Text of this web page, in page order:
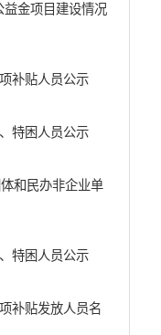
金项目建设情况
补贴人员公示
特困人员公示
和民办非企业单
特困人员公示
补贴发放人员名